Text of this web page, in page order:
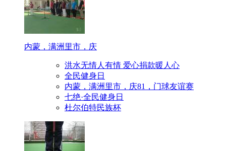
内蒙，满洲里市，庆
洪水无情人有情 爱心捐款暖人心
全民健身日
内蒙，满洲里市，庆81，门球友谊赛
七绝·全民健身日
杜尔伯特民族杯